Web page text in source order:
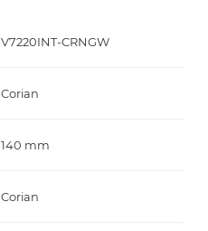
V7220INT-CRNGW
Corian
140 mm
Corian